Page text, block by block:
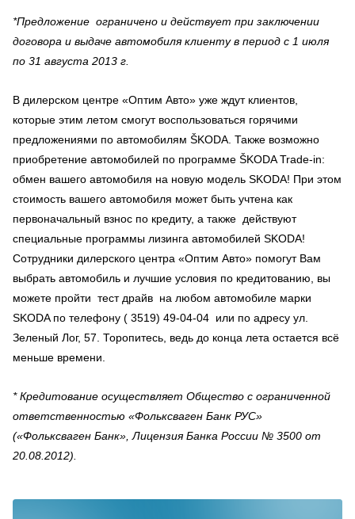
*Предложение ограничено и действует при заключении
договора и выдаче автомобиля клиенту в период с 1 июля
по 31 августа 2013 г.
В дилерском центре «Оптим Авто» уже ждут клиентов,
которые этим летом смогут воспользоваться горячими
предложениями по автомобилям ŠKODA. Также возможно
приобретение автомобилей по программе ŠKODA Trade-in:
обмен вашего автомобиля на новую модель SKODA! При этом
стоимость вашего автомобиля может быть учтена как
первоначальный взнос по кредиту, а также действуют
специальные программы лизинга автомобилей SKODA!
Сотрудники дилерского центра «Оптим Авто» помогут Вам
выбрать автомобиль и лучшие условия по кредитованию, вы
можете пройти тест драйв на любом автомобиле марки
SKODA по телефону ( 3519) 49-04-04 или по адресу ул.
Зеленый Лог, 57. Торопитесь, ведь до конца лета остается всё
меньше времени.
* Кредитование осуществляет Общество с ограниченной
ответственностью «Фольксваген Банк РУС»
(«Фольксваген Банк», Лицензия Банка России № 3500 от
20.08.2012).